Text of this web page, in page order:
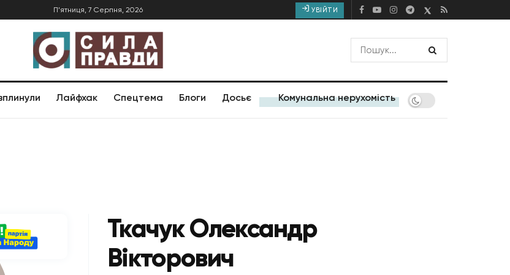
П’ятниця, 7 Серпня, 2026 УВІЙТИ
Лайфхак Спецтема Блоги Досьє Комунальна нерухомість
Ткачук Олександр
Вікторович